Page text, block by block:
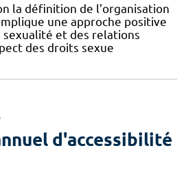
la définition de l’organisation
une approche positive
et des relations
des droits sexue
d'accessibilité